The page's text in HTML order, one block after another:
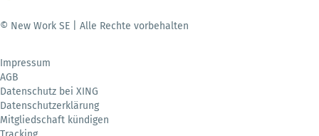
© New Work SE | Alle Rechte vorbehalten
Impressum
AGB
Datenschutz bei XING
Datenschutzerklärung
Mitgliedschaft kündigen